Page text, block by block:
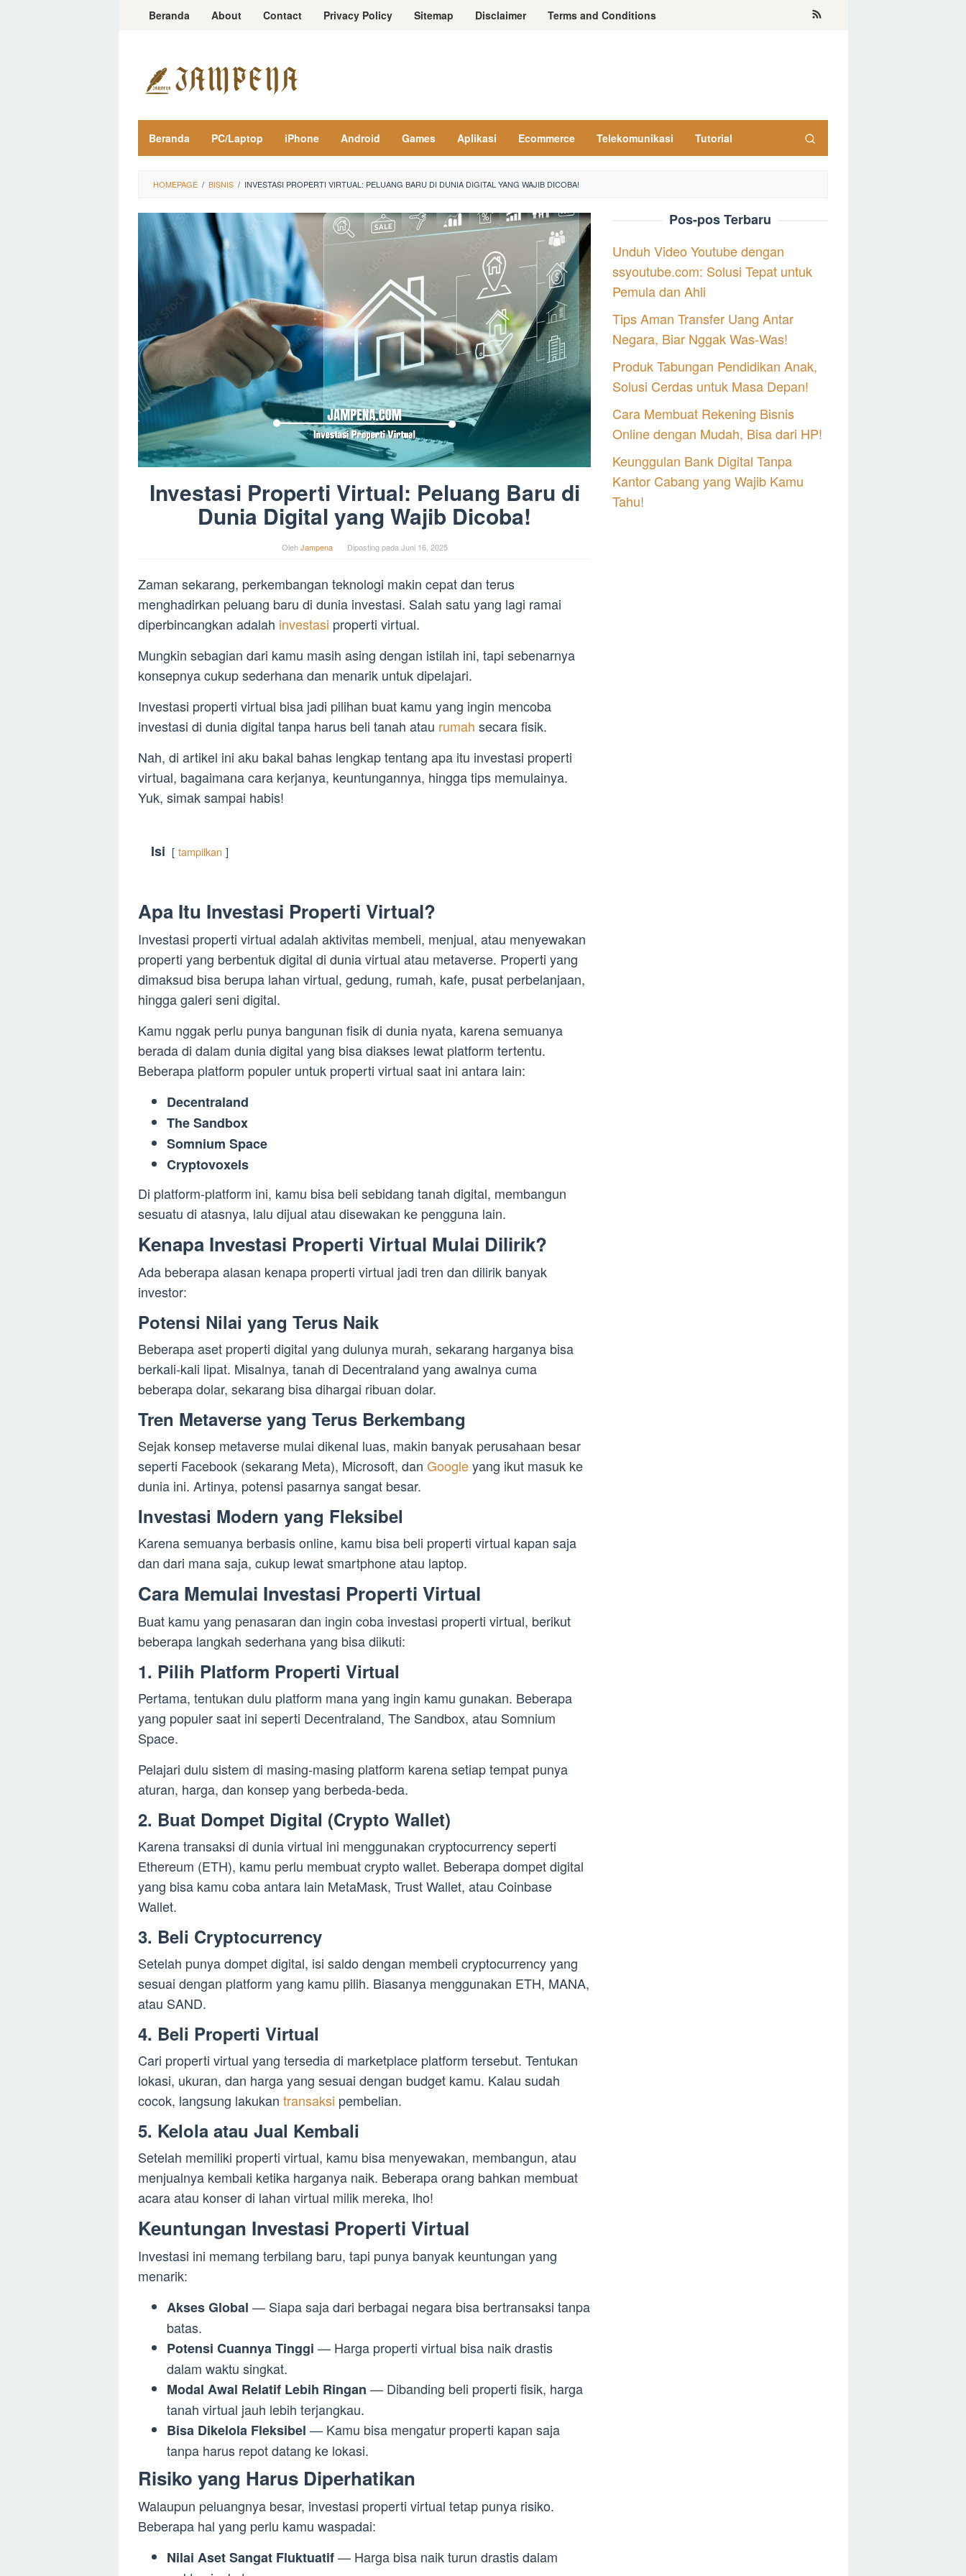
LoncatBeranda About Contact Privacy Policy Sitemap Disclaimer Terms and Conditions
Beranda PC/Laptop iPhone Android Games Aplikasi Ecommerce Telekomunikasi Tutorial
HOMEPAGE / BISNIS / INVESTASI PROPERTI VIRTUAL: PELUANG BARU DI DUNIA DIGITAL YANG WAJIB DICOBA!
Investasi Properti Virtual: Peluang Baru di
Dunia Digital yang Wajib Dicoba!
OlehJampena Diposting padaJuni 16, 2025
Zaman sekarang, perkembangan teknologi makin cepat dan terus
menghadirkan peluang baru di dunia investasi. Salah satu yang lagi ramai
diperbincangkan adalah investasi properti virtual.
Mungkin sebagian dari kamu masih asing dengan istilah ini, tapi sebenarnya
konsepnya cukup sederhana dan menarik untuk dipelajari.
Investasi properti virtual bisa jadi pilihan buat kamu yang ingin mencoba
investasi di dunia digital tanpa harus beli tanah atau rumah secara fisik.
Nah, di artikel ini aku bakal bahas lengkap tentang apa itu investasi properti
virtual, bagaimana cara kerjanya, keuntungannya, hingga tips memulainya.
Yuk, simak sampai habis!
Isi tampilkan
Apa Itu Investasi Properti Virtual?
Investasi properti virtual adalah aktivitas membeli, menjual, atau menyewakan
properti yang berbentuk digital di dunia virtual atau metaverse. Properti yang
dimaksud bisa berupa lahan virtual, gedung, rumah, kafe, pusat perbelanjaan,
hingga galeri seni digital.
Kamu nggak perlu punya bangunan fisik di dunia nyata, karena semuanya
berada di dalam dunia digital yang bisa diakses lewat platform tertentu.
Beberapa platform populer untuk properti virtual saat ini antara lain:
Decentraland
The Sandbox
Somnium Space
Cryptovoxels
Di platform-platform ini, kamu bisa beli sebidang tanah digital, membangun
sesuatu di atasnya, lalu dijual atau disewakan ke pengguna lain.
Kenapa Investasi Properti Virtual Mulai Dilirik?
Ada beberapa alasan kenapa properti virtual jadi tren dan dilirik banyak
investor:
Potensi Nilai yang Terus Naik
Beberapa aset properti digital yang dulunya murah, sekarang harganya bisa
berkali-kali lipat. Misalnya, tanah di Decentraland yang awalnya cuma
beberapa dolar, sekarang bisa dihargai ribuan dolar.
Tren Metaverse yang Terus Berkembang
Sejak konsep metaverse mulai dikenal luas, makin banyak perusahaan besar
seperti Facebook (sekarang Meta), Microsoft, dan Googleyang ikut masuk ke
dunia ini. Artinya, potensi pasarnya sangat besar.
Investasi Modern yang Fleksibel
Karena semuanya berbasis online, kamu bisa beli properti virtual kapan saja
dan dari mana saja, cukup lewat smartphone atau laptop.
Cara Memulai Investasi Properti Virtual
Buat kamu yang penasaran dan ingin coba investasi properti virtual, berikut
beberapa langkah sederhana yang bisa diikuti:
1. Pilih Platform Properti Virtual
Pertama, tentukan dulu platform mana yang ingin kamu gunakan. Beberapa
yang populer saat ini seperti Decentraland, The Sandbox, atau Somnium
Space.
Pelajari dulu sistem di masing-masing platform karena setiap tempat punya
aturan, harga, dan konsep yang berbeda-beda.
2. Buat Dompet Digital (Crypto Wallet)
Karena transaksi di dunia virtual ini menggunakan cryptocurrency seperti
Ethereum (ETH), kamu perlu membuat crypto wallet. Beberapa dompet digital
yang bisa kamu coba antara lain MetaMask, Trust Wallet, atau Coinbase
Wallet.
3. Beli Cryptocurrency
Setelah punya dompet digital, isi saldo dengan membeli cryptocurrency yang
sesuai dengan platform yang kamu pilih. Biasanya menggunakan ETH, MANA,
atau SAND.
4. Beli Properti Virtual
Cari properti virtual yang tersedia di marketplace platform tersebut. Tentukan
lokasi, ukuran, dan harga yang sesuai dengan budget kamu. Kalau sudah
cocok, langsung lakukan transaksi pembelian.
5. Kelola atau Jual Kembali
Setelah memiliki properti virtual, kamu bisa menyewakan, membangun, atau
menjualnya kembali ketika harganya naik. Beberapa orang bahkan membuat
acara atau konser di lahan virtual milik mereka, lho!
Keuntungan Investasi Properti Virtual
Investasi ini memang terbilang baru, tapi punya banyak keuntungan yang
menarik:
Akses Global — Siapa saja dari berbagai negara bisa bertransaksi tanpa
batas.
Potensi Cuannya Tinggi — Harga properti virtual bisa naik drastis
dalam waktu singkat.
Modal Awal Relatif Lebih Ringan — Dibanding beli properti fisik, harga
tanah virtual jauh lebih terjangkau.
Bisa Dikelola Fleksibel — Kamu bisa mengatur properti kapan saja
tanpa harus repot datang ke lokasi.
Risiko yang Harus Diperhatikan
Walaupun peluangnya besar, investasi properti virtual tetap punya risiko.
Beberapa hal yang perlu kamu waspadai:
Nilai Aset Sangat Fluktuatif— Harga bisa naik turun drastis dalam
Pos-pos Terbaru
Unduh Video Youtube dengan
ssyoutube.com: Solusi Tepat untuk
Pemula dan Ahli
Tips Aman Transfer Uang Antar
Negara, Biar Nggak Was-Was!
Produk Tabungan Pendidikan Anak,
Solusi Cerdas untuk Masa Depan!
Cara Membuat Rekening Bisnis
Online dengan Mudah, Bisa dari HP!
Keunggulan Bank Digital Tanpa
Kantor Cabang yang Wajib Kamu
Tahu!